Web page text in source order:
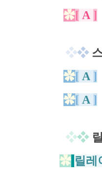
✿[ A ]
❖❖
✿[ A ]
✿[ A ]
❖❖
✿ 릴레